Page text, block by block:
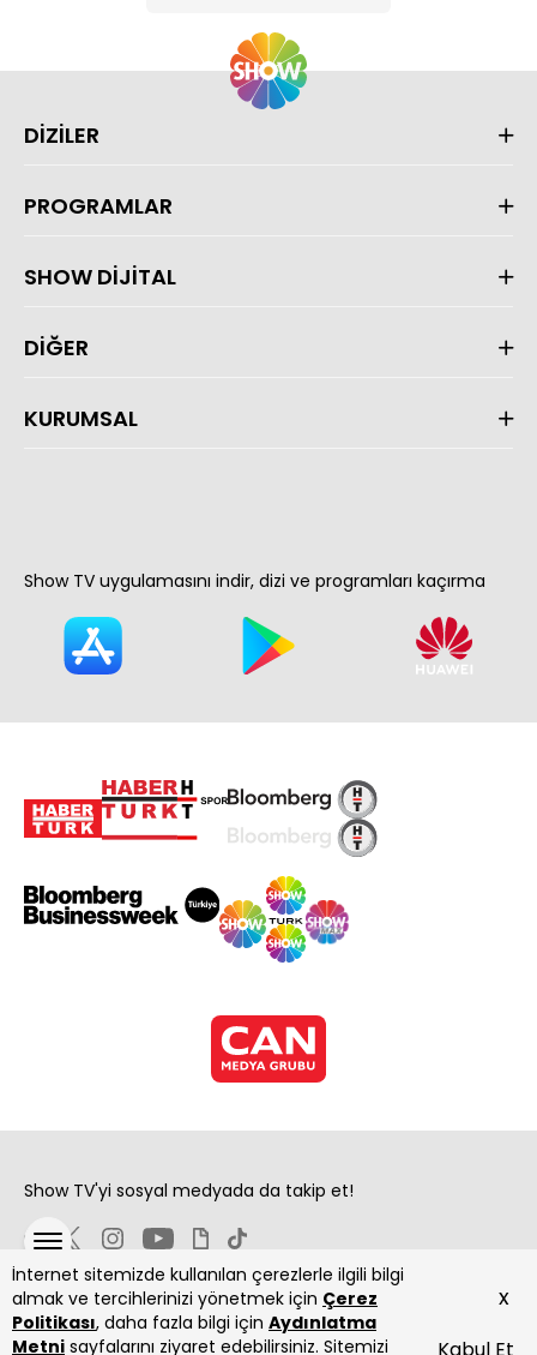
İnternet sitemizde kullanılan çerezlerle ilgili bilgi
almak ve tercihlerinizi yönetmek için Çerez
Politikası, daha fazla bilgi için Aydınlatma
Metni sayfalarını ziyaret edebilirsiniz. Sitemizi
x
DİZİLER
PROGRAMLAR
SHOW DİJİTAL
DİĞER
KURUMSAL
Show TV uygulamasını indir, dizi ve programları kaçırma
Show TV'yi sosyal medyada da takip et!